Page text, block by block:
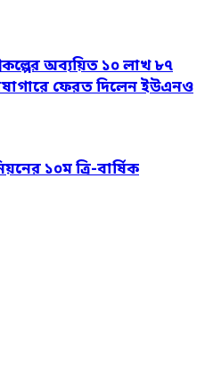
অব্যয়িত ১০ লাখ ৮৭
ফেরত দিলেন ইউএনও
১০ম ত্রি-বার্ষিক